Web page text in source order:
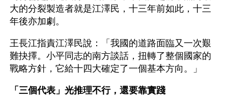
大的分裂製造者就是江澤民，十三年前如此，十三
年後亦加劇。
王長江指責江澤民說：「我國的道路面臨又一次艱
難抉擇。小平同志的南方談話，扭轉了整個國家的
戰略方針，它給十四大確定了一個基本方向。」
「三個代表」光推理不行，還要靠實踐